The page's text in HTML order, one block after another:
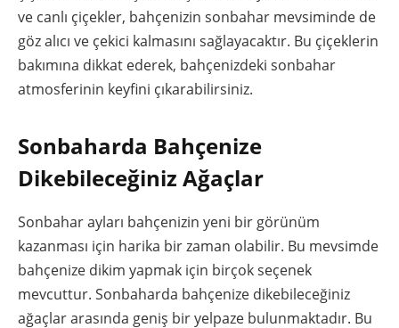
ve canlı çiçekler, bahçenizin sonbahar mevsiminde de
göz alıcı ve çekici kalmasını sağlayacaktır. Bu çiçeklerin
bakımına dikkat ederek, bahçenizdeki sonbahar
atmosferinin keyfini çıkarabilirsiniz.
Sonbaharda Bahçenize
Dikebileceğiniz Ağaçlar
Sonbahar ayları bahçenizin yeni bir görünüm
kazanması için harika bir zaman olabilir. Bu mevsimde
bahçenize dikim yapmak için birçok seçenek
mevcuttur. Sonbaharda bahçenize dikebileceğiniz
ağaçlar arasında geniş bir yelpaze bulunmaktadır. Bu